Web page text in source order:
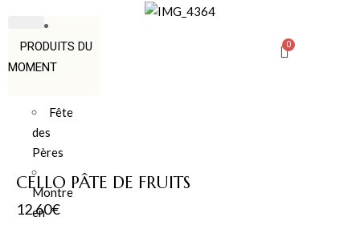
PRODUITS DU
MOMENT
Fête
des
Pères
Montre
en
CELLO PÂTE DE FRUITS
12.60€